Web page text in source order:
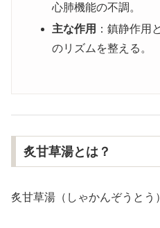
心肺機能の不調。
主な作用 ：鎮静作用
のリズムを整える。
炙甘草湯とは？
炙甘草湯（しゃかんぞうとう